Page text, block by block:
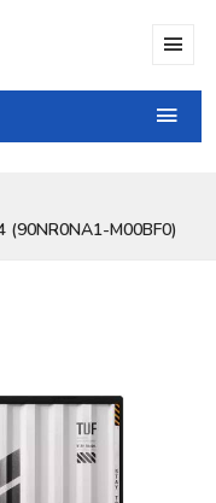
(90NR0NA1-M00BF0)